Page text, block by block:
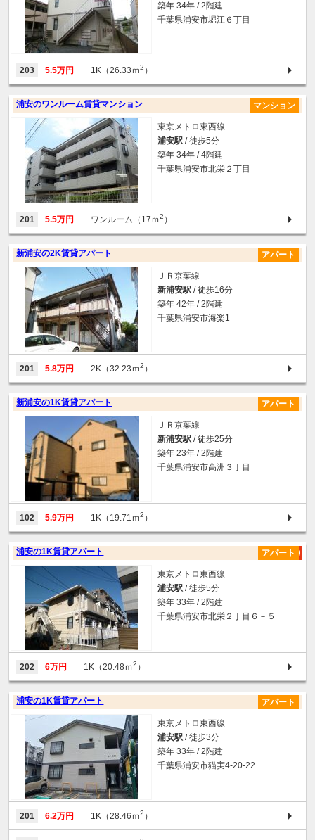
築年 34年 / 2階建
千葉県浦安市堀江６丁目
203 5.5万円 1K（26.33ｍ2 ）
浦安のワンルーム賃貸マンション マンション
東京メトロ東西線
浦安駅 / 徒歩5分
築年 34年 / 4階建
千葉県浦安市北栄２丁目
201 5.5万円 ワンルーム（17ｍ2 ）
新浦安の2K賃貸アパート アパート
ＪＲ京葉線
新浦安駅 / 徒歩16分
築年 42年 / 2階建
千葉県浦安市海楽1
201 5.8万円 2K（32.23ｍ2 ）
新浦安の1K賃貸アパート アパート
ＪＲ京葉線
新浦安駅 / 徒歩25分
築年 23年 / 2階建
千葉県浦安市高洲３丁目
102 5.9万円 1K（19.71ｍ2 ）
浦安の1K賃貸アパート アパート
東京メトロ東西線
浦安駅 / 徒歩5分
築年 33年 / 2階建
千葉県浦安市北栄２丁目６－５
202 6万円 1K（20.48ｍ2 ）
浦安の1K賃貸アパート アパート
東京メトロ東西線
浦安駅 / 徒歩3分
築年 33年 / 2階建
千葉県浦安市猫実4-20-22
201 6.2万円 1K（28.46ｍ2 ）